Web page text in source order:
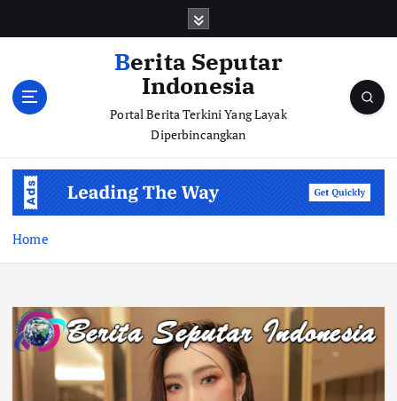
Berita Seputar
Indonesia
Portal Berita Terkini Yang Layak
Diperbincangkan
Home